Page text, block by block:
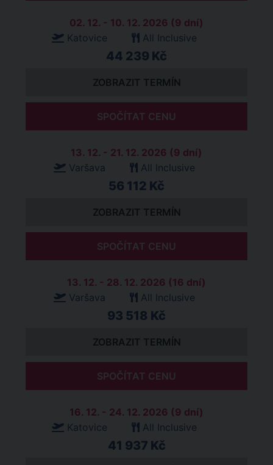
02. 12. - 10. 12. 2026 (9 dní)
Katovice
All Inclusive
44 239 Kč
ZOBRAZIT TERMÍN
SPOČÍTAT CENU
13. 12. - 21. 12. 2026 (9 dní)
Varšava
All Inclusive
56 112 Kč
ZOBRAZIT TERMÍN
SPOČÍTAT CENU
13. 12. - 28. 12. 2026 (16 dní)
Varšava
All Inclusive
93 518 Kč
ZOBRAZIT TERMÍN
SPOČÍTAT CENU
16. 12. - 24. 12. 2026 (9 dní)
Katovice
All Inclusive
41 937 Kč